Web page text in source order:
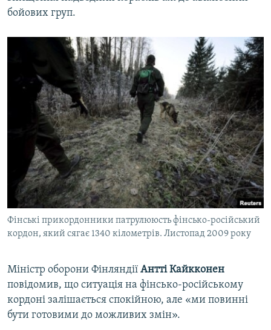
бойових груп.
Фінські прикордонники патрулююсть фінсько-російський
кордон, який сягає 1340 кілометрів. Листопад 2009 року
Міністр оборони Фінляндії Антті Кайкконен
повідомив, що ситуація на фінсько-російському
кордоні залішається спокійною, але «ми повинні
бути готовими до можливих змін».